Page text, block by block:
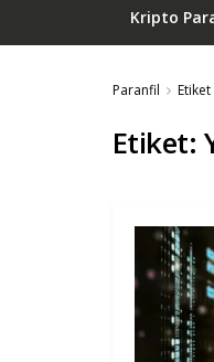
Kripto
Paranfil Etiket
Etiket: